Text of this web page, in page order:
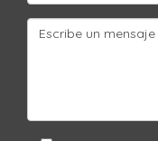
la compra. Pero sí
importa?